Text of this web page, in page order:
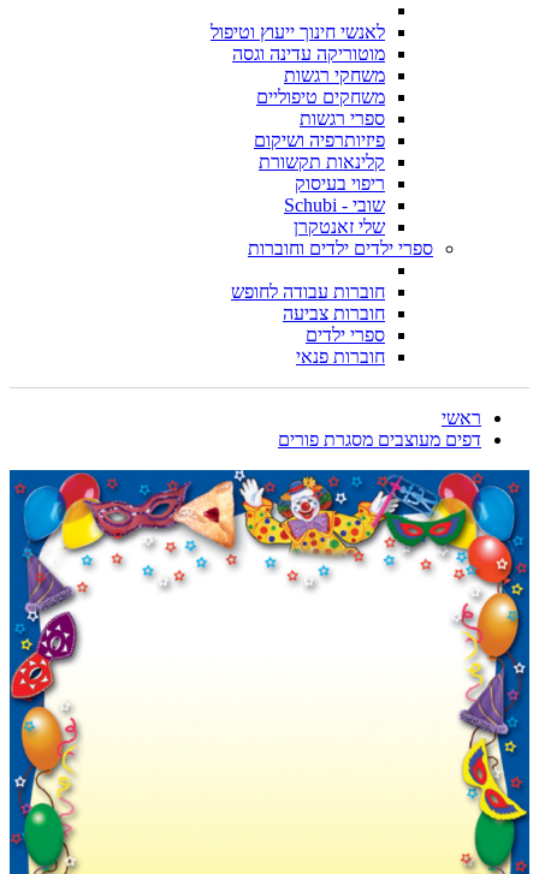
לאנשי חינוך ייעוץ וטיפול
מוטוריקה עדינה וגסה
משחקי רגשות
משחקים טיפוליים
ספרי רגשות
פיזיותרפיה ושיקום
קלינאות תקשורת
ריפוי בעיסוק
שובי - Schubi
שלי זאנטקרן
ספרי ילדים ילדים וחוברות
חוברות עבודה לחופש
חוברות צביעה
ספרי ילדים
חוברות פנאי
ראשי
דפים מעוצבים מסגרת פורים